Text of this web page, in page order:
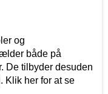
og
både på
De tilbyder desuden
Klik her for at se